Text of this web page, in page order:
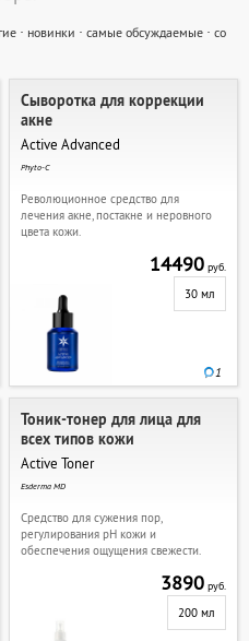
· новинки · самые обсуждаемые · со
Сыворотка для коррекции
акне
Active Advanced
Phyto-C
Революционное средство для
лечения акне, постакне и неровного
цвета кожи.
14490руб.
30 мл
1
Тоник-тонер для лица для
всех типов кожи
Active Toner
Esderma MD
Средство для сужения пор,
регулирования pH кожи и
обеспечения ощущения свежести.
3890руб.
200 мл